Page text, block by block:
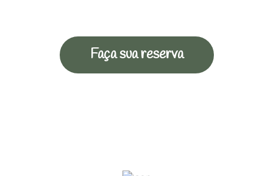
Faça sua reserva